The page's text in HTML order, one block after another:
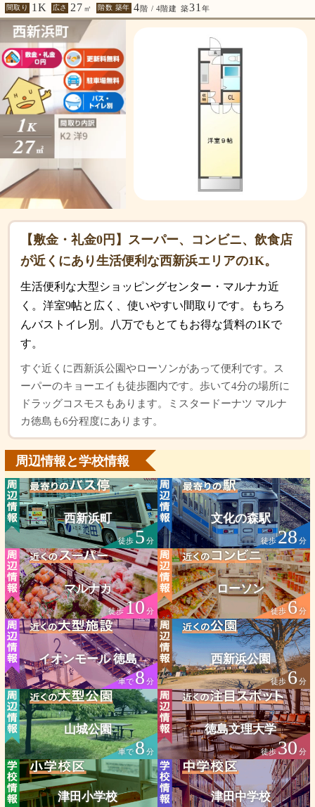
間取り 1K 広さ 27 ㎡ 階数 築年 4階 / 4階建 築31 年
【敷金・礼金0円】スーパー、コンビニ、飲食店
が近くにあり生活便利な西新浜エリアの1K。
生活便利な大型ショッピングセンター・マルナカ近
く。洋室9帖と広く、使いやすい間取りです。もちろ
んバストイレ別。八万でもとてもお得な賃料の1Kで
す。
すぐ近くに西新浜公園やローソンがあって便利です。ス
ーパーのキョーエイも徒歩圏内です。歩いて4分の場所に
ドラッグコスモスもあります。ミスタードーナツ マルナ
カ徳島も6分程度にあります。
周辺情報と学校情報
西新浜町
徒歩5 分
文化の森駅
徒歩28 分
マルナカ
徒歩10分
ローソン
徒歩6分
イオンモール 徳島
車で8分
西新浜公園
徒歩6分
山城公園
車で8 分
徳島文理大学
徒歩30分
津田小学校 津田中学校